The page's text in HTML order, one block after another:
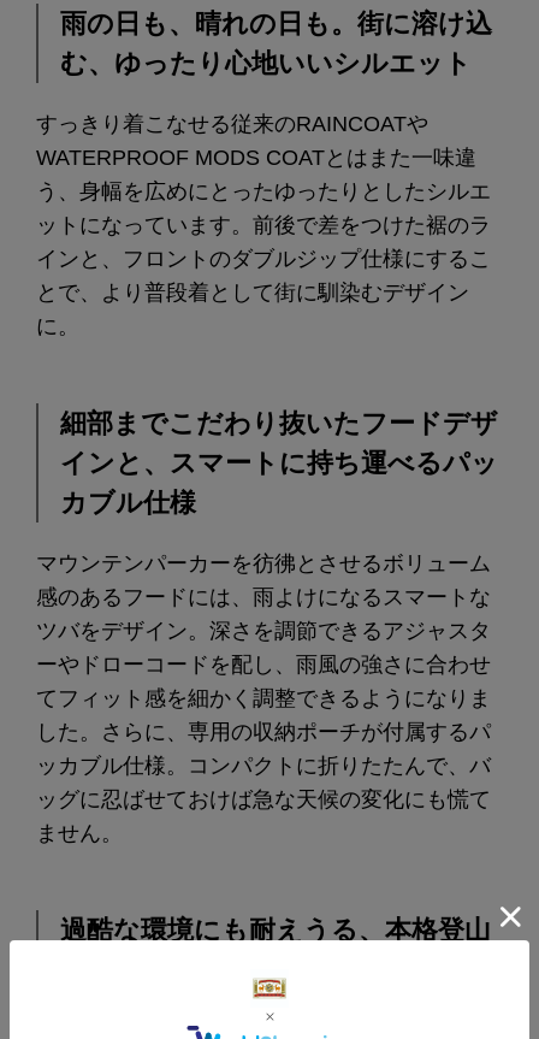
雨の日も、晴れの日も。街に溶け込
む、ゆったり心地いいシルエット
すっきり着こなせる従来のRAINCOATや
WATERPROOF MODS COATとはまた一味違
う、身幅を広めにとったゆったりとしたシルエ
ットになっています。前後で差をつけた裾のラ
インと、フロントのダブルジップ仕様にするこ
とで、より普段着として街に馴染むデザイン
に。
細部までこだわり抜いたフードデザ
インと、スマートに持ち運べるパッ
カブル仕様
マウンテンパーカーを彷彿とさせるボリューム
感のあるフードには、雨よけになるスマートな
ツバをデザイン。深さを調節できるアジャスタ
ーやドローコードを配し、雨風の強さに合わせ
てフィット感を細かく調整できるようになりま
した。さらに、専用の収納ポーチが付属するパ
ッカブル仕様。コンパクトに折りたたんで、バ
ッグに忍ばせておけば急な天候の変化にも慌て
ません。
過酷な環境にも耐えうる、本格登山
ウェア級の圧倒的なスペック
驚くほど滑らかな質感と、高級感のある佇まい